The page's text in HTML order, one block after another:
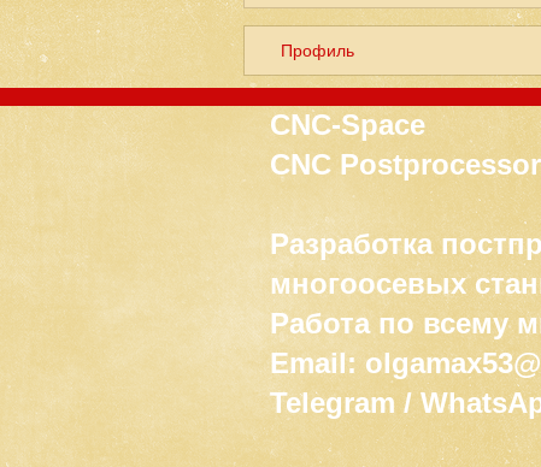
Профиль
CNC-Space
CNC
Разработка
многоосевых
Работа по всему
Email:
Telegram /